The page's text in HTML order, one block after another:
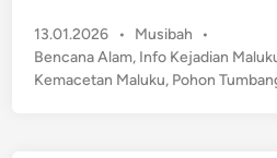
g
T
e
l
a
n
13.01.2026 •
P
o
s
Musibah
•
Bencana Alam, Info Kejadian
Kemacetan Maluku, Pohon